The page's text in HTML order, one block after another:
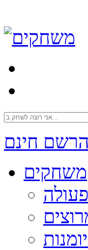
חינם
משחקים